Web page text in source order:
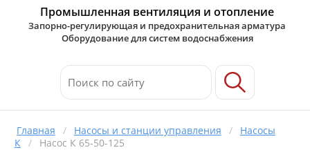
Промышленная вентиляция и отопление
Запорно-регулирующая и предохранительная арматура
Оборудование для систем водоснабжения
Главная / Насосы и станции управления /
Насосы
К / Насос К 65-50-125